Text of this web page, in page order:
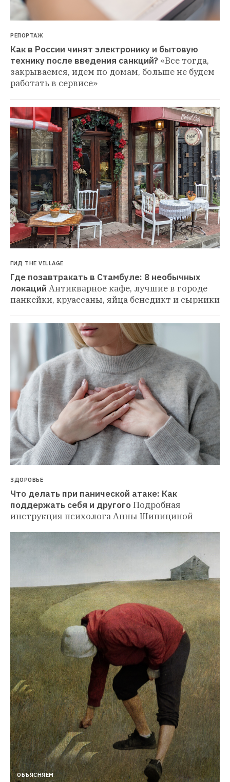
РЕПОРТАЖ
Как в России чинят электронику и бытовую
технику после введения санкций? «Все тогда,
закрываемся, идем по домам, больше не будем
работать в сервисе»
ГИД THE VILLAGE
Где позавтракать в Стамбуле: 8 необычных
локаций Антикварное кафе, лучшие в городе
панкейки, круассаны, яйца бенедикт и сырники
ЗДОРОВЬЕ
Что делать при панической атаке: Как
поддержать себя и другогоПодробная
инструкция психолога Анны Шипициной
ОБЪЯСНЯЕМ